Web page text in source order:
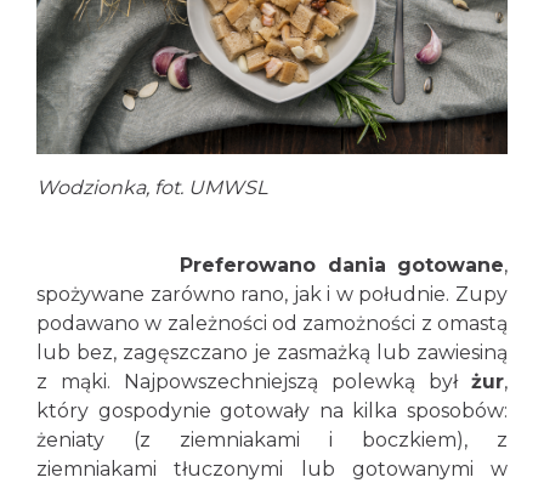
Wodzionka, fot. UMWSL
Preferowano dania gotowane,
spożywane zarówno rano, jak i w południe. Zupy
podawano w zależności od zamożności z omastą
lub bez, zagęszczano je zasmażką lub zawiesiną
z mąki. Najpowszechniejszą polewką był żur,
który gospodynie gotowały na kilka sposobów:
żeniaty (z ziemniakami i boczkiem), z
ziemniakami tłuczonymi lub gotowanymi w